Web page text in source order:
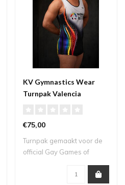
KV Gymnastics Wear
Turnpak Valencia
€75,00
Turnpak gemaakt voor de
official Gay Games of